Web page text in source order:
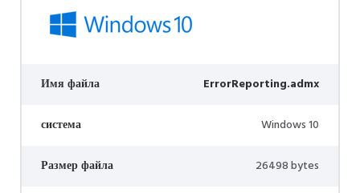
Имя файла ErrorReporting.admx
система Windows 10
Размер файла 26498 bytes